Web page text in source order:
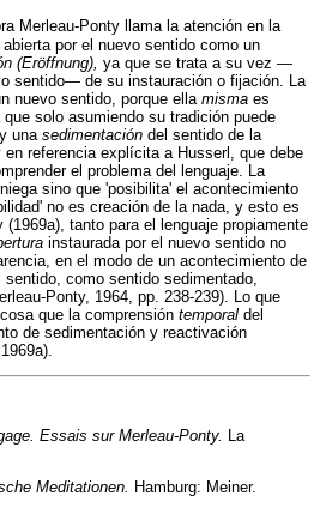
Merleau-Ponty llama la atención en la
abierta por el nuevo sentido como un
(Eröffnung), ya que se trata a su vez —
sentido— de su instauración o fijación. La
nuevo sentido, porque ella misma es
solo asumiendo su tradición puede
una sedimentación del sentido de la
referencia explícita a Husserl, que debe
el problema del lenguaje. La
sino que 'posibilita' el acontecimiento
no es creación de la nada, y esto es
tanto para el lenguaje propiamente
instaurada por el nuevo sentido no
en el modo de un acontecimiento de
como sentido sedimentado,
Ponty, 1964, pp. 238-239). Lo que
que la comprensión temporal del
de sedimentación y reactivación
Essais sur Merleau-Ponty. La
Meditationen. Hamburg: Meiner.